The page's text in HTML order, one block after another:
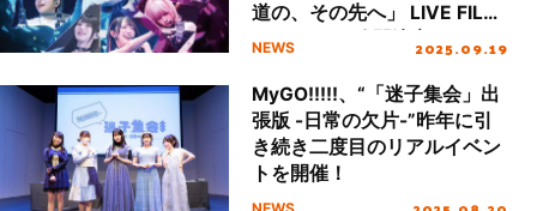
道の、その先へ」 LIVE FILM
が10月18日公開決定！
NEWS 2025.09.19
MyGO!!!!!、“「迷子集会」出
張版 -日常の欠片-”昨年に引
き続き二度目のリアルイベン
トを開催！